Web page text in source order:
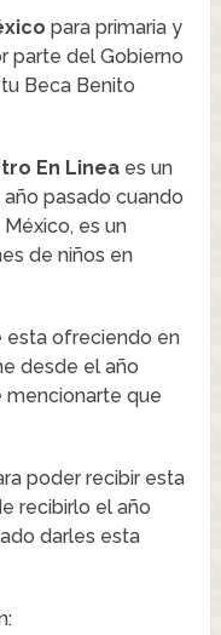
para primaria y
parte del Gobierno
Beca Benito
En Linea es un
pasado cuando
es un
de niños en
esta ofreciendo en
desde el año
mencionarte que
poder recibir esta
recibirlo el año
darles esta